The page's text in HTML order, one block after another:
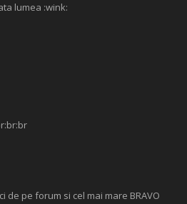
lumea :wink:
de pe forum si cel mai mare BRAVO